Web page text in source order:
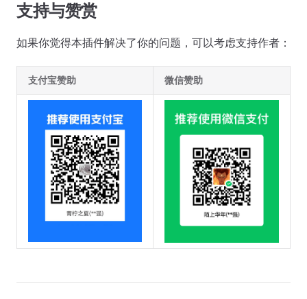
支持与赞赏
如果你觉得本插件解决了你的问题，可以考虑支持作者：
支付宝赞助 微信赞助